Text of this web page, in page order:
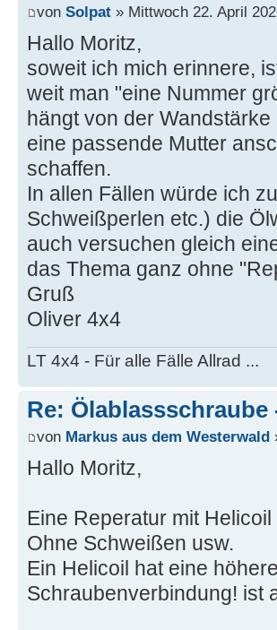
von Solpat » Mittwoch 22. April
Hallo Moritz,
soweit ich mich erinnere,
weit man "eine Nummer
hängt von der
eine passende Mutter
schaffen.
In allen Fällen würde ich
Schweißperlen etc.) die
auch versuchen gleich
das Thema ganz ohne
Gruß
Oliver 4x4
LT 4x4 - Für alle Fälle Allrad ...
Re:
von Markus aus dem Westerwald
Hallo Moritz,
Eine Reperatur mit
Ohne Schweißen usw.
Ein Helicoil hat eine
Schraubenverbindung! ist